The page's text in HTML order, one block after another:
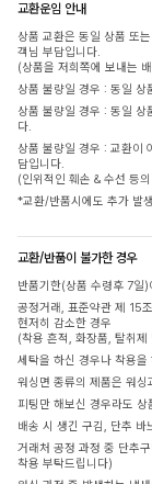
교환운임 안내
상품 교환은 동일 상품 또
객님 부담입니다.
(상품을 저희쪽에 보내는
상품 불량일 경우 : 동일 상
상품 불량일 경우 : 동일
다.
상품 불량일 경우 : 교환이
담입니다.
(인위적인 훼손 & 수선 등
*교환/반품시에도 추가 발
교환/반품이 불가한 경우
반품기한(상품 수령후 7일)
공정거래, 표준약관 제 15
현저히 감소한 경우
(착용 흔적, 화장품, 탈취
세탁을 하신 경우나 착용
워싱면 종류의 제품은 워싱
피팅만 해보신 경우라도
배송 시 생긴 구김, 단추 바
거래처 공정 과정 중 단추
착용 부탁드립니다)